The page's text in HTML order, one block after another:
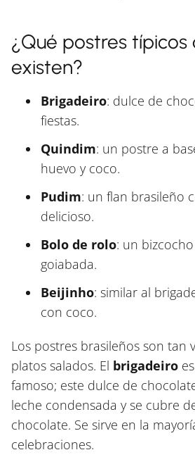
¿Qué postres típicos
existen?
Brigadeiro: dulce de
fiestas.
Quindim: un postre a
huevo y coco.
Pudim: un flan brasileño
delicioso.
Bolo de rolo: un
goiabada.
Beijinho: similar al
con coco.
Los postres brasileños son tan
platos salados. El brigadeiro
famoso; este dulce de
leche condensada y se cubre
chocolate. Se sirve en la
celebraciones.